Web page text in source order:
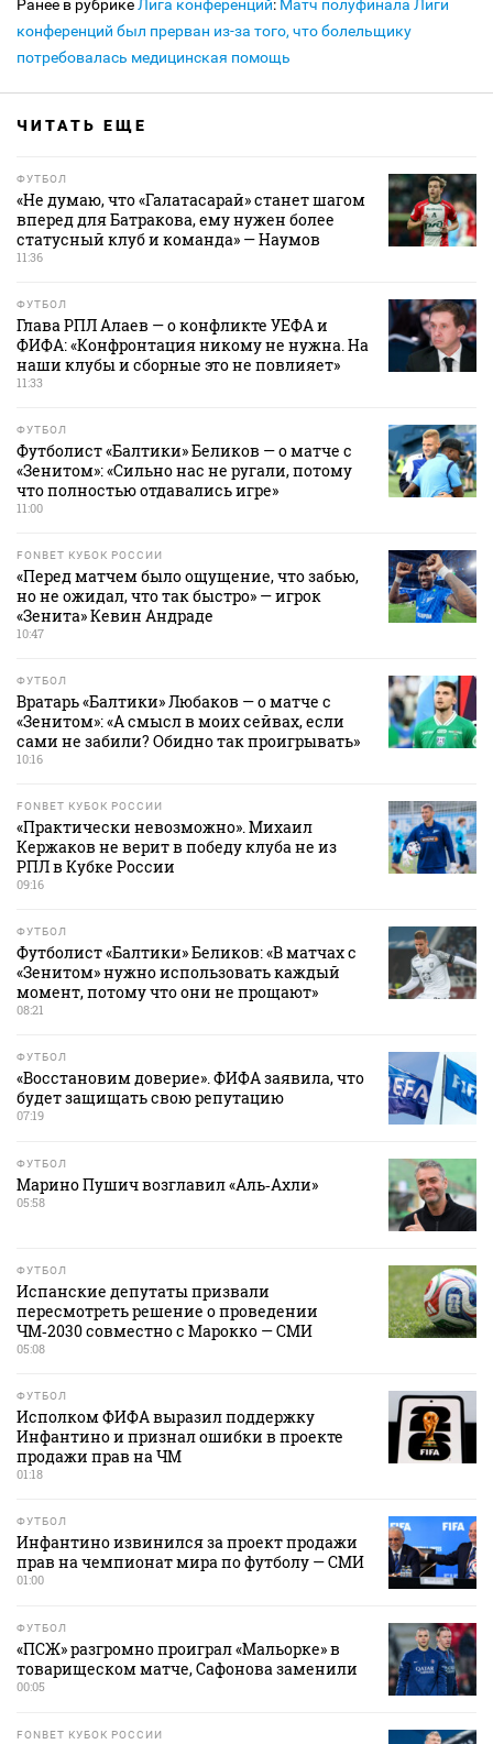
Ранее в рубрикеЛига конференций: Матч полуфинала Лиги
конференций был прерван из-за того, что болельщику
потребовалась медицинская помощь
ЧИТАТЬ ЕЩЕ
ФУТБОЛ
«Не думаю, что «Галатасарай» станет шагом
вперед для Батракова, ему нужен более
статусный клуб и команда» — Наумов
11:36
ФУТБОЛ
Глава РПЛ Алаев — о конфликте УЕФА и
ФИФА: «Конфронтация никому не нужна. На
наши клубы и сборные это не повлияет»
11:33
ФУТБОЛ
Футболист «Балтики» Беликов — о матче с
«Зенитом»: «Сильно нас не ругали, потому
что полностью отдавались игре»
11:00
FONBET КУБОК РОССИИ
«Перед матчем было ощущение, что забью,
но не ожидал, что так быстро» — игрок
«Зенита» Кевин Андраде
10:47
ФУТБОЛ
Вратарь «Балтики» Любаков — о матче с
«Зенитом»: «А смысл в моих сейвах, если
сами не забили? Обидно так проигрывать»
10:16
FONBET КУБОК РОССИИ
«Практически невозможно». Михаил
Кержаков не верит в победу клуба не из
РПЛ в Кубке России
09:16
ФУТБОЛ
Футболист «Балтики» Беликов: «В матчах с
«Зенитом» нужно использовать каждый
момент, потому что они не прощают»
08:21
ФУТБОЛ
«Восстановим доверие». ФИФА заявила, что
будет защищать свою репутацию
07:19
ФУТБОЛ
Марино Пушич возглавил «Аль‑Ахли»
05:58
ФУТБОЛ
Испанские депутаты призвали
пересмотреть решение о проведении
ЧМ‑2030 совместно с Марокко — СМИ
05:08
ФУТБОЛ
Исполком ФИФА выразил поддержку
Инфантино и признал ошибки в проекте
продажи прав на ЧМ
01:18
ФУТБОЛ
Инфантино извинился за проект продажи
прав на чемпионат мира по футболу — СМИ
01:00
ФУТБОЛ
«ПСЖ» разгромно проиграл «Мальорке» в
товарищеском матче, Сафонова заменили
00:05
FONBET КУБОК РОССИИ